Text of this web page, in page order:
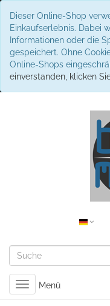
Dieser Online-Shop
Einkaufserlebnis. Dabei
Informationen oder die
gespeichert. Ohne
Online-Shops
einverstanden, klicken
Toggle
navigation
Menü